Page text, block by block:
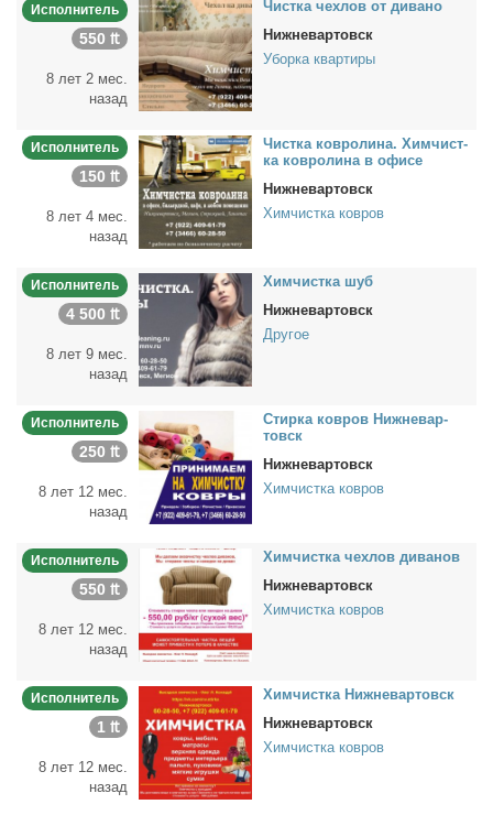
Исполнитель
550 ₶
8 лет 2 мес.
назад
Чист­ка чех­лов от ди­ва­но
Нижневартовск
Уборка квартиры
Исполнитель
150 ₶
8 лет 4 мес.
назад
Чист­ка ков­ро­ли­на. Хим­чист­
ка ков­ро­ли­на в офи­се
Нижневартовск
Химчистка ковров
Исполнитель
4 500 ₶
8 лет 9 мес.
назад
Хим­чист­ка шуб
Нижневартовск
Другое
Исполнитель
250 ₶
8 лет 12 мес.
назад
Стир­ка ков­ров Ниж­не­вар­
товск
Нижневартовск
Химчистка ковров
Исполнитель
550 ₶
8 лет 12 мес.
назад
Хим­чист­ка чех­лов ди­ва­нов
Нижневартовск
Химчистка ковров
Исполнитель
1 ₶
8 лет 12 мес.
назад
Хим­чист­ка Ниж­не­вар­товск
Нижневартовск
Химчистка ковров